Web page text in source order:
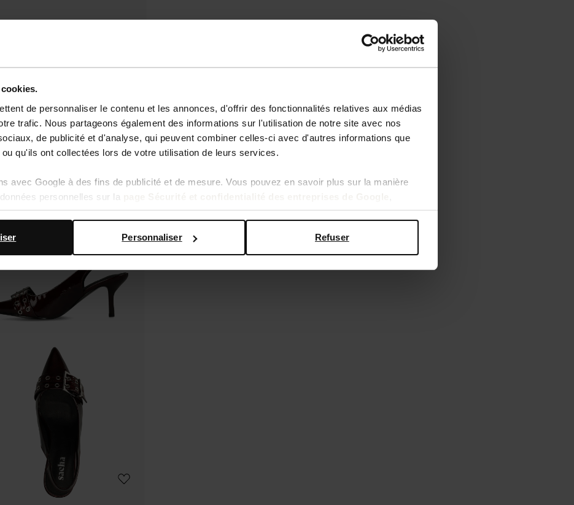
de personnaliser le contenu et les annonces, d'offrir des fonctionnalités relatives aux médias
trafic. Nous partageons également des informations sur l'utilisation de notre site avec nos
de publicité et d'analyse, qui peuvent combiner celles-ci avec d'autres informations que
qu'ils ont collectées lors de votre utilisation de leurs services.
avec Google à des fins de publicité et de mesure. Vous pouvez en savoir plus sur la manière
personnelles sur la
Refuser
Personnaliser